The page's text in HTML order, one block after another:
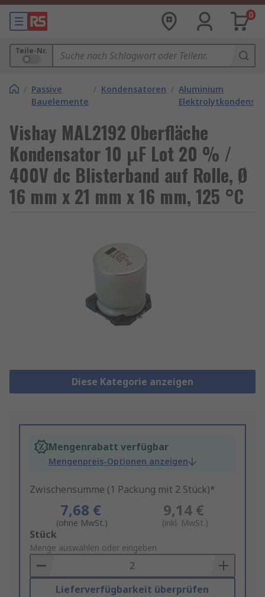
0
Teile-Nr.
/ Passive
Bauelemente
/ Kondensatoren / Aluminium
Vishay MAL2192 Oberfläche
Kondensator 10 μF Lot 20 % /
400V dc Blisterband auf Rolle, Ø
16 mm x 21 mm x 16 mm, 125 °C
Diese Kategorie anzeigen
Mengenrabatt verfügbar
Mengenpreis-Optionen anzeigen
Zwischensumme (1 Packung mit 2 Stück)*
7,68 €
(ohne MwSt.)
9,14 €
(inkl. MwSt.)
Add
to
Basket
Stück
Menge auswählen oder eingeben
Lieferverfügbarkeit überprüfen